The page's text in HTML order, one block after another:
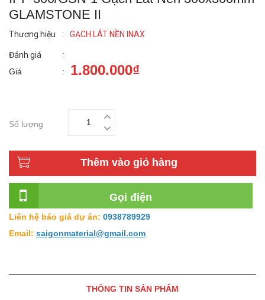
GLAMSTONE II
Thương hiệu : GẠCH LÁT NỀN INAX
Đánh giá
:
Giá
: 1.800.000₫
Số lượng
Thêm vào giỏ hàng
Gọi điện
Đại Lý Phân Phối Gạch Inax
Liên hệ báo giá dự án: 0938789929
Email: saigonmaterial@gmail.com
THÔNG TIN SẢN PHẨM